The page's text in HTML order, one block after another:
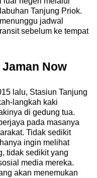
Tanjung Priok.
jadwal
sebelum ke tempat
Now
lalu, Stasiun Tanjung
langkah kaki
di gedung tua.
pada masanya
Tidak sedikit
ingin melihat
tidak sedikit yang
media mereka.
akan menemukan